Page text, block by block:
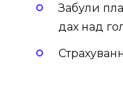
Забули
дах над